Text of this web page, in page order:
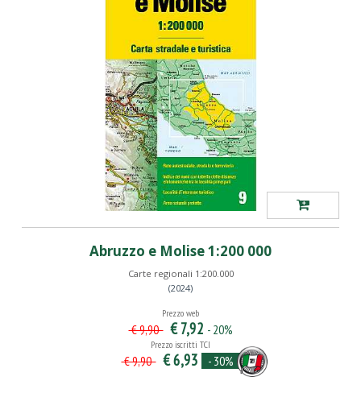
Abruzzo e Molise 1:200 000
Carte regionali 1:200.000
(2024)
Prezzo web
€ 9,90 € 7,92 - 20%
Prezzo iscritti TCI
€ 9,90 € 6,93 - 30%